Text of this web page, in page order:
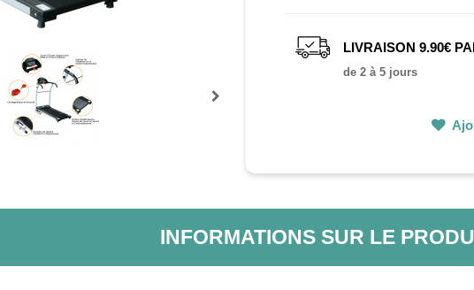
LIVRAISON 9.90€
de 2 à 5 jours
INFORMATIONS SUR LE